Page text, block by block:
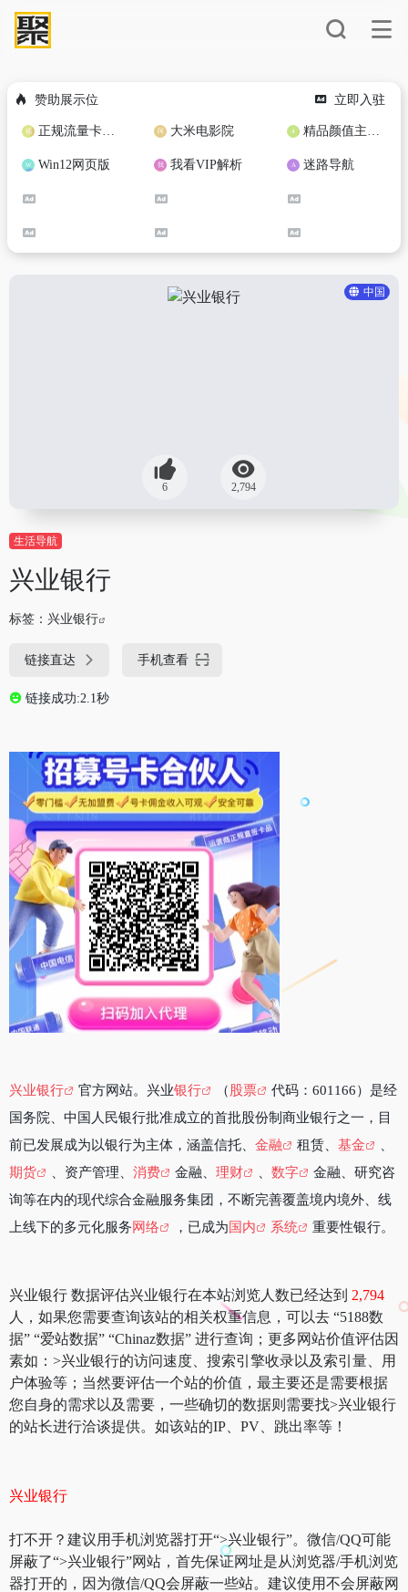
赞助展示位 立即入驻
正规流量卡免费加盟合作 大米电影院 精品颜值主播定制
Win12网页版 我看VIP解析 迷路导航
中国
6 2,794
生活导航
兴业银行
标签： 兴业银行
链接直达 手机查看
链接成功:2.1秒
兴业银行 官方网站。兴业银行 （ 股票
代码：601166）是经
国务院、中国人民银行批准成立的首批股份制商业银行之一，目
前已发展成为以银行为主体，涵盖信托、 金融 租赁、 基金
期货
、资产管理、 消费 金融、 理财 数字
金融、研究咨
询等在内的现代综合金融服务集团，不断完善覆盖境内境外、线
上线下的多元化服务网络 ，已成为 国内 系统 重要性银行。
兴业银行 数据评估兴业银行在本站浏览人数已经达到 2,794
人，如果您需要查询该站的相关权重信息，可以去 “5188数
据” “爱站数据” “Chinaz数据” 进行查询；更多网站价值评估因
素如：>兴业银行的访问速度、搜索引擎收录以及索引量、用
户体验等；当然要评估一个站的价值，最主要还是需要根据
您自身的需求以及需要，一些确切的数据则需要找>兴业银行
的站长进行洽谈提供。如该站的IP、PV、跳出率等！
兴业银行
打不开？建议用手机浏览器打开“>兴业银行”。微信/QQ可能
屏蔽了“>兴业银行”网站，首先保证网址是从浏览器/手机浏览
器打开的，因为微信/QQ会屏蔽一些站。建议使用不会屏蔽网